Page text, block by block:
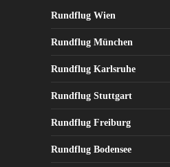
Rundflug Wien
Rundflug München
Rundflug Karlsruhe
Rundflug Stuttgart
Rundflug Freiburg
Rundflug Bodensee